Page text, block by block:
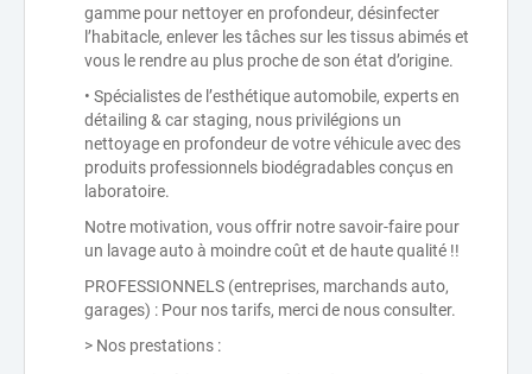
gamme pour nettoyer en profondeur, désinfecter
l’habitacle, enlever les tâches sur les tissus abimés et
vous le rendre au plus proche de son état d’origine.
• Spécialistes de l’esthétique automobile, experts en
détailing & car staging, nous privilégions un
nettoyage en profondeur de votre véhicule avec des
produits professionnels biodégradables conçus en
laboratoire.
Notre motivation, vous offrir notre savoir-faire pour
un lavage auto à moindre coût et de haute qualité !!
PROFESSIONNELS (entreprises, marchands auto,
garages) : Pour nos tarifs, merci de nous consulter.
> Nos prestations :